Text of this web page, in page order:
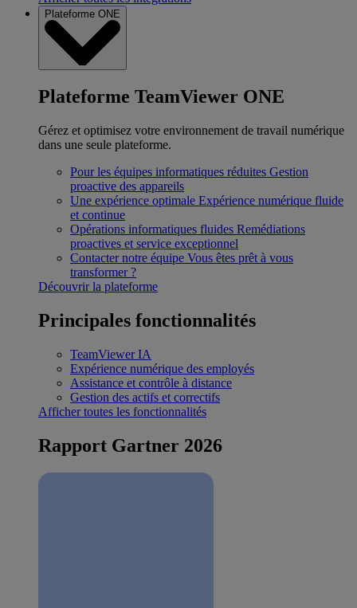
Plateforme ONE
Plateforme TeamViewer ONE
Gérez et optimisez votre environnement de travail numérique
dans une seule plateforme.
Pour les équipes informatiques réduites Gestion
proactive des appareils
Une expérience optimale Expérience numérique fluide
et continue
Opérations informatiques fluides Remédiations
proactives et service exceptionnel
Contacter notre équipe Vous êtes prêt à vous
transformer ?
Découvrir la plateforme
Principales fonctionnalités
TeamViewer IA
Expérience numérique des employés
Assistance et contrôle à distance
Gestion des actifs et correctifs
Afficher toutes les fonctionnalités
Rapport Gartner 2026